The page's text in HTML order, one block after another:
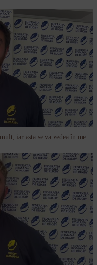
Stejarul Logan Weidner: Echipa a muncit mult, iar asta se va vedea în meciurile de la Nations Cup